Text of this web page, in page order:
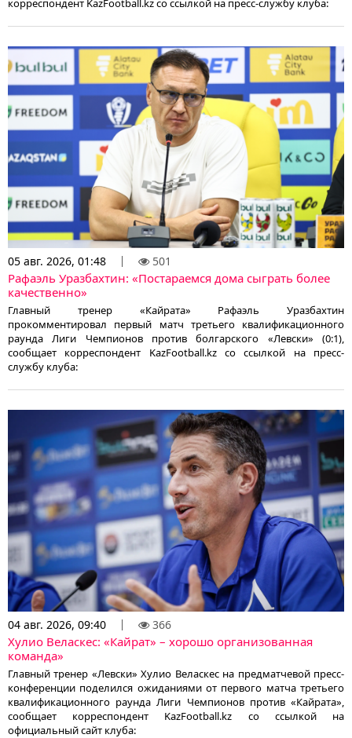
корреспондент KazFootball.kz со ссылкой на пресс-службу клуба:
05 авг. 2026, 01:48 501
Рафаэль Уразбахтин: «Постараемся дома сыграть более
качественно»
Главный тренер «Кайрата» Рафаэль Уразбахтин
прокомментировал первый матч третьего квалификационного
раунда Лиги Чемпионов против болгарского «Левски» (0:1),
сообщает корреспондент KazFootball.kz со ссылкой на пресс-
службу клуба:
04 авг. 2026, 09:40 366
Хулио Веласкес: «Кайрат» – хорошо организованная
команда»
Главный тренер «Левски» Хулио Веласкес на предматчевой пресс-
конференции поделился ожиданиями от первого матча третьего
квалификационного раунда Лиги Чемпионов против «Кайрата»,
сообщает корреспондент KazFootball.kz со ссылкой на
официальный сайт клуба: